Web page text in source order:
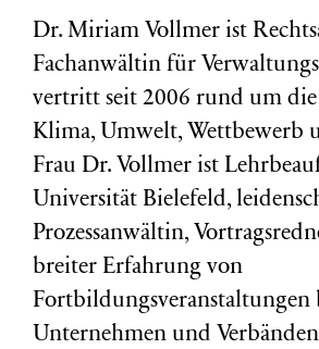
Dr. Miriam Vollmer ist
Fachanwältin für
vertritt seit 2006 rund um
Klima, Umwelt, Wettbewerb
Frau Dr. Vollmer ist
Universität Bielefeld,
Prozessanwältin,
breiter Erfahrung von
Fortbildungsveranstaltungen
Unternehmen und